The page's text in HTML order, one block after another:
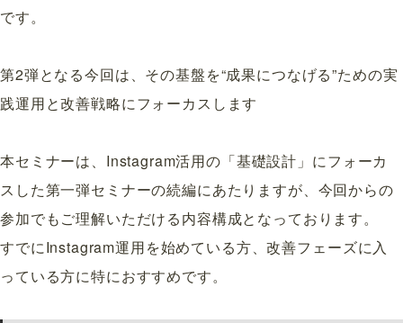
です。
第2弾となる今回は、その基盤を“成果につなげる”ための実
践運用と改善戦略にフォーカスします
本セミナーは、Instagram活用の「基礎設計」にフォーカ
スした第一弾セミナーの続編にあたりますが、今回からの
参加でもご理解いただける内容構成となっております。
すでにInstagram運用を始めている方、改善フェーズに入
っている方に特におすすめです。